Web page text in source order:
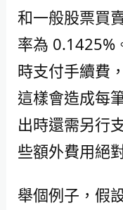
和一般股票買
率為 0.1425%
時支付手續費
這樣會造成每
出時還需另行
些額外費用絕
舉個例子，假